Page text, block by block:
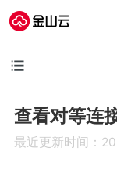
查看对等连
最近更新时间：